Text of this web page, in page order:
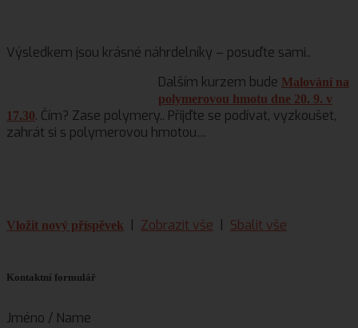
Výsledkem jsou krásné náhrdelníky – posuďte sami..
Dalším kurzem bude Malování na
polymerovou hmotu dne 20. 9. v
17.30. Čím? Zase polymery.. Přijďte se podívat, vyzkoušet,
zahrát si s polymerovou hmotou…
Vložit nový příspěvek | Zobrazit vše | Sbalit vše
Kontaktní formulář
Jméno / Name